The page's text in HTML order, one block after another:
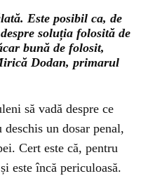
Este posibil ca, de
soluția folosită de
bună de folosit,
Dodan, primarul
să vadă despre ce
deschis un dosar penal,
Cert este că, pentru
este încă periculoasă.